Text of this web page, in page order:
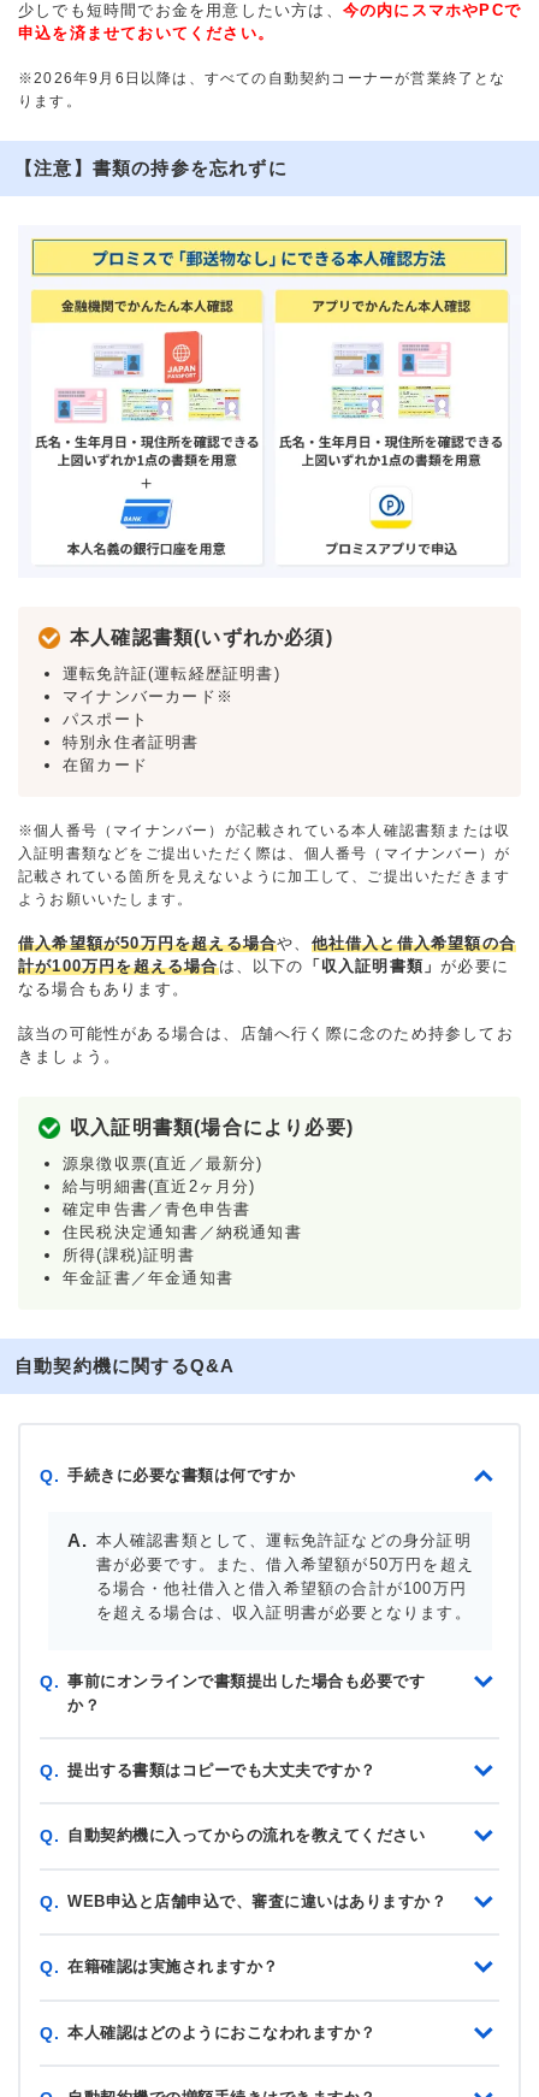
少しでも短時間でお金を用意したい方は、 今の内にスマホやPCで
申込を済ませておいてください。
※2026年9月6日以降は、すべての自動契約コーナーが営業終了とな
ります。
【注意】書類の持参を忘れずに
本人確認書類(いずれか必須)
運転免許証(運転経歴証明書)
マイナンバーカード※
パスポート
特別永住者証明書
在留カード
※個人番号（マイナンバー）が記載されている本人確認書類または収
入証明書類などをご提出いただく際は、個人番号（マイナンバー）が
記載されている箇所を見えないように加工して、ご提出いただきます
ようお願いいたします。
借入希望額が50万円を超える場合や、 他社借入と借入希望額の合
計が100万円を超える場合は、以下の 「収入証明書類」が必要に
なる場合もあります。
該当の可能性がある場合は、店舗へ行く際に念のため持参してお
きましょう。
収入証明書類(場合により必要)
源泉徴収票(直近／最新分)
給与明細書(直近2ヶ月分)
確定申告書／青色申告書
住民税決定通知書／納税通知書
所得(課税)証明書
年金証書／年金通知書
自動契約機に関するQ&A
Q. 手続きに必要な書類は何ですか
本人確認書類として、運転免許証などの身分証明
書が必要です。また、借入希望額が50万円を超え
る場合・他社借入と借入希望額の合計が100万円
を超える場合は、収入証明書が必要となります。
Q. 事前にオンラインで書類提出した場合も必要です
か？
Q. 提出する書類はコピーでも大丈夫ですか？
Q. 自動契約機に入ってからの流れを教えてください
Q. WEB申込と店舗申込で、審査に違いはありますか？
Q. 在籍確認は実施されますか？
Q. 本人確認はどのようにおこなわれますか？